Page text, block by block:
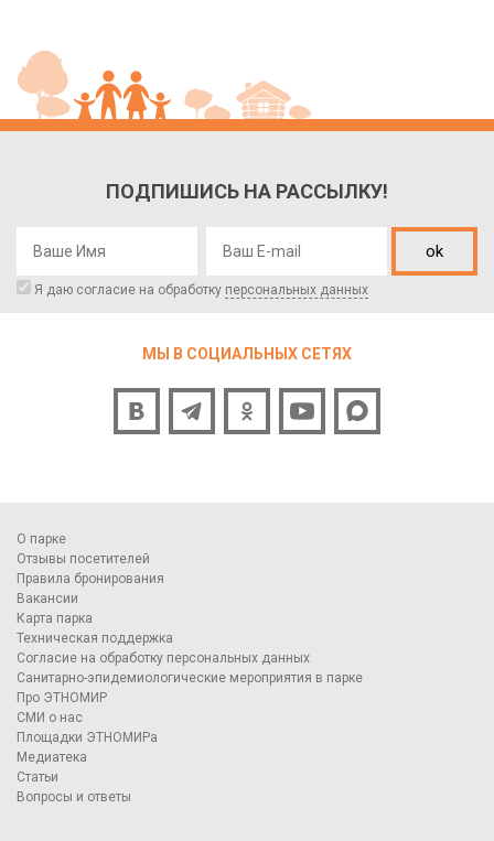
ПОДПИШИСЬ НА РАССЫЛКУ!
ok
Я даю согласие на обработку персональных данных
МЫ В СОЦИАЛЬНЫХ СЕТЯХ
О парке
Отзывы посетителей
Правила бронирования
Вакансии
Карта парка
Техническая поддержка
Согласие на обработку персональных данных
Санитарно-эпидемиологические мероприятия в парке
Про ЭТНОМИР
СМИ о нас
Площадки ЭТНОМИРа
Медиатека
Статьи
Вопросы и ответы